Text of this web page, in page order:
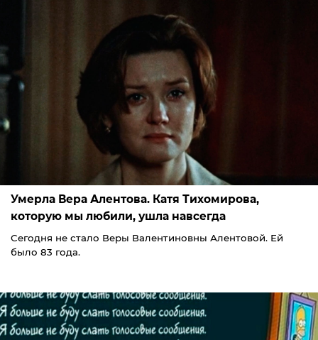
Умерла Вера Алентова. Катя Тихомирова,
которую мы любили, ушла навсегда
Сегодня не стало Веры Валентиновны Алентовой. Ей
было 83 года.